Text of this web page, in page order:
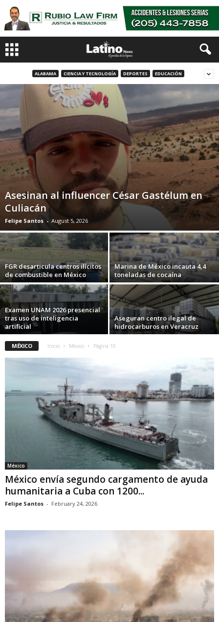
ALABAMA CIENCIA Y TECNOLOGÍA DEPORTES EDUCACIÓN
Asesinan al influencer César Gastélum en
Culiacán
Felipe Santos - August 5, 2026
FGR desarticula centros ilícitos
de combustible en México
Marina de México incauta 4,4
toneladas de cocaína
Examen UNAM 2026 presencial
tras uso de inteligencia
artificial
Aseguran centro ilegal de
hidrocarburos en Veracruz
MÉXICO Inicio México Página 10
México
México envía segundo cargamento de ayuda
humanitaria a Cuba con 1200...
Felipe Santos - February 24, 2026